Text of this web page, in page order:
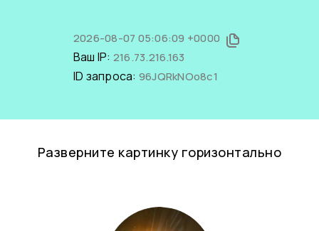
2026-08-07 05:06:09 +0000
Ваш IP: 216.73.216.163
ID запроса: 96JQRkNOo8c1
Разверните картинку горизонтально